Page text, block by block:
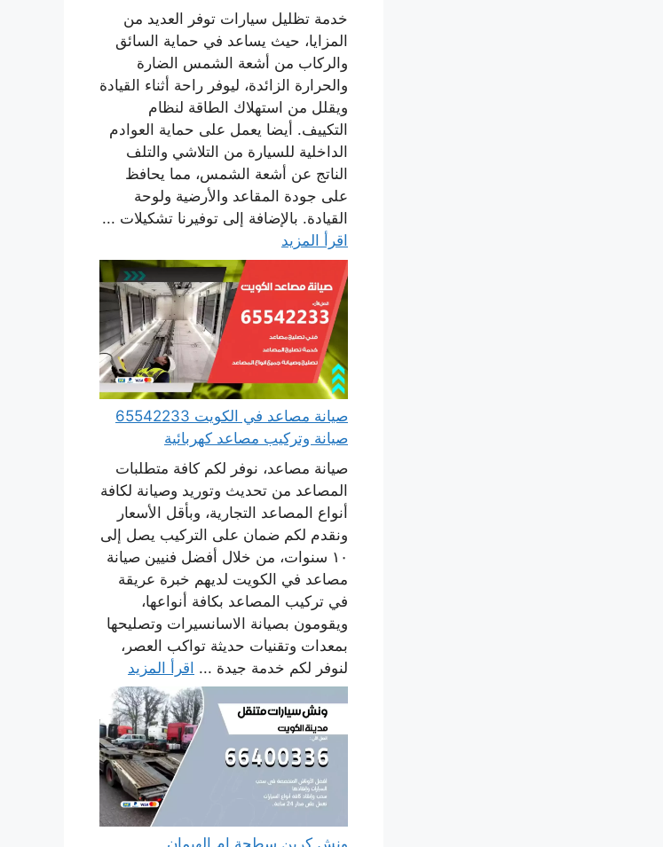
خدمة تظليل سيارات توفر العديد من
المزايا، حيث يساعد في حماية السائق
والركاب من أشعة الشمس الضارة
والحرارة الزائدة، ليوفر راحة أثناء القيادة
ويقلل من استهلاك الطاقة لنظام
التكييف. أيضا يعمل على حماية العوادم
الداخلية للسيارة من التلاشي والتلف
الناتج عن أشعة الشمس، مما يحافظ
على جودة المقاعد والأرضية ولوحة
القيادة. بالإضافة إلى توفيرنا تشكيلات ...
اقرأ المزيد
صيانة مصاعد في الكويت 65542233
صيانة وتركيب مصاعد كهربائية
صيانة مصاعد، نوفر لكم كافة متطلبات
المصاعد من تحديث وتوريد وصيانة لكافة
أنواع المصاعد التجارية، وبأقل الأسعار
ونقدم لكم ضمان على التركيب يصل إلى
١٠ سنوات، من خلال أفضل فنيين صيانة
مصاعد في الكويت لديهم خبرة عريقة
في تركيب المصاعد بكافة أنواعها،
ويقومون بصيانة الاسانسيرات وتصليحها
بمعدات وتقنيات حديثة تواكب العصر،
لنوفر لكم خدمة جيدة ... اقرأ المزيد
ونش كرين سطحة ام الهيمان